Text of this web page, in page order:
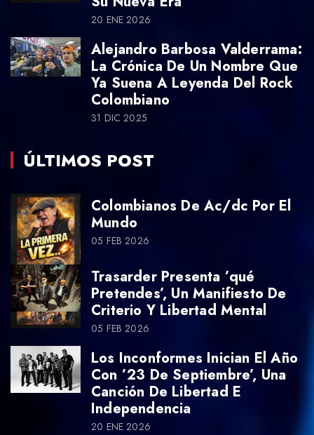
20 ENE 2026
Alejandro Barbosa Valderrama:
La Crónica De Un Nombre Que
Ya Suena A Leyenda Del Rock
Colombiano
31 DIC 2025
ÚLTIMOS POST
Colombianos De Ac/dc Por El
Mundo
05 FEB 2026
Trasarder Presenta ’qué
Pretendes’, Un Manifiesto De
Criterio Y Libertad Mental
05 FEB 2026
Los Inconformes Inician El Año
Con ’23 De Septiembre’, Una
Canción De Libertad E
Independencia
20 ENE 2026